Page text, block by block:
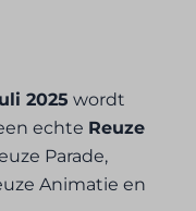
2025 wordt
echte Reuze
Parade,
Animatie en